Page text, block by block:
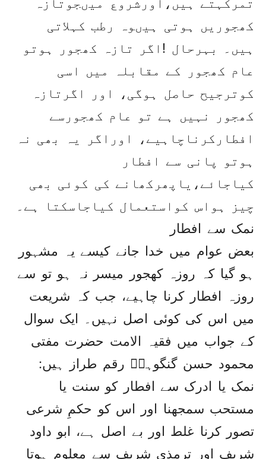
کھجوریں ہوتی ہیںوہ رطب کہلاتی
ہیں۔ بہرحال !اگر تازہ کھجور ہوتو
عام کھجور کے مقابلہ میں اسی
کوترجیح حاصل ہوگی، اور اگرتازہ
کھجور نہیں ہے تو عام کھجورسے
افطارکرناچاہیے، اوراگر یہ بھی نہ
ہوتو پانی سے افطار
کیاجائے،یاپھرکھانے کی کوئی بھی
چیز ہواس کواستعمال کیاجاسکتا ہے۔
نمک سے افطار
بعض عوام میں خدا جانے کیسے یہ مشہور
ہو گیا کہ روزہ کھجور میسر نہ ہو تو سے
روزہ افطار کرنا چاہیے، جب کہ شریعت
میں اس کی کوئی اصل نہیں۔ ایک سوال
کے جواب میں فقیہ الامت حضرت مفتی
محمود حسن گنگوہیؒ رقم طراز ہیں:
نمک یا ادرک سے افطار کو سنت یا
مستحب سمجھنا اور اس کو حکمِ شرعی
تصور کرنا غلط اور بے اصل ہے، ابو داود
شریف اور ترمذی شریف سے معلوم ہوتا